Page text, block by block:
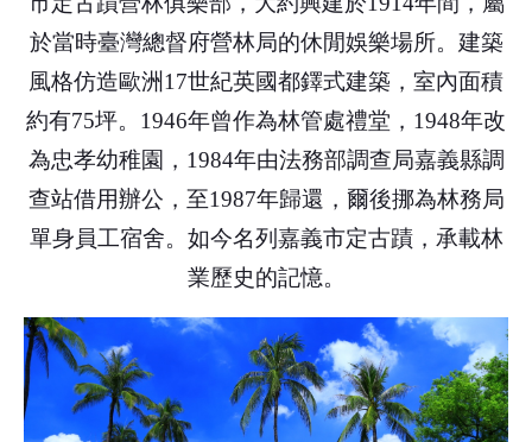
於當時臺灣總督府營林局的休閒娛樂場所。建築
風格仿造歐洲17世紀英國都鐸式建築，室內面積
約有75坪。1946年曾作為林管處禮堂，1948年改
為忠孝幼稚園，1984年由法務部調查局嘉義縣調
查站借用辦公，至1987年歸還，爾後挪為林務局
單身員工宿舍。如今名列嘉義市定古蹟，承載林
業歷史的記憶。